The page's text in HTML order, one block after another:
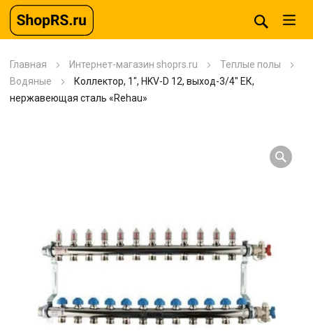
Главная Интернет-магазин shoprs.ru
Теплые полы
Водяные
Коллектор, 1″, HKV-D 12, выход-3/4″ ЕК,
нержавеющая сталь «Rehau»